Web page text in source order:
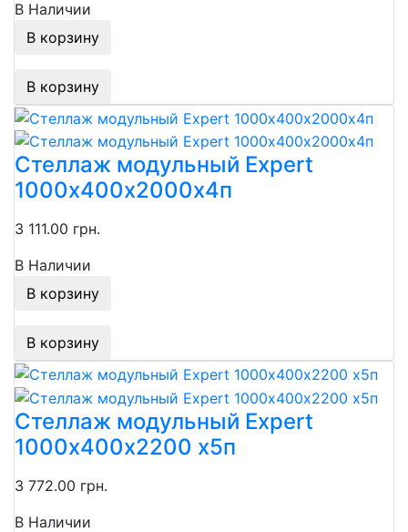
В Наличии
В корзину
В корзину
Стеллаж модульный Expert
1000х400х2000х4п
3 111.00 грн.
В Наличии
В корзину
В корзину
Стеллаж модульный Expert
1000х400х2200 х5п
3 772.00 грн.
В Наличии